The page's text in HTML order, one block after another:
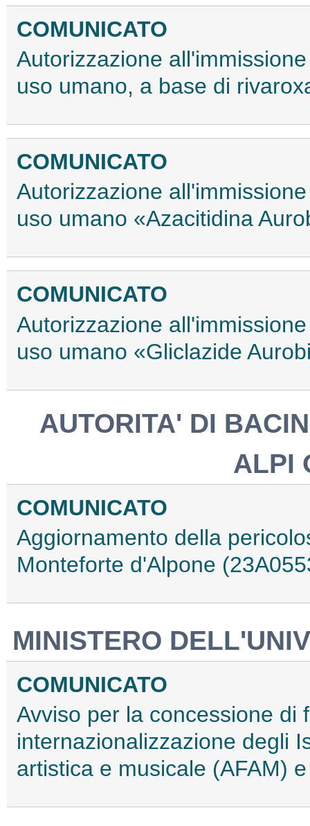
COMUNICATO
Autorizzazione
uso umano, a base di
COMUNICATO
Autorizzazione
uso umano «Azacitidina
COMUNICATO
Autorizzazione
uso umano «Gliclazide
AUTORITA' DI
ALPI
COMUNICATO
Aggiornamento della
Monteforte d'Alpone
MINISTERO
COMUNICATO
Avviso per la concessione di
internazionalizzazione degli
artistica e musicale (AFAM)